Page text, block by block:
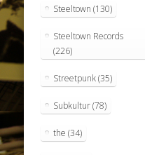
Steeltown (130)
Steeltown Records
(226)
Streetpunk(35)
Subkultur(78)
the (34)